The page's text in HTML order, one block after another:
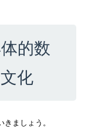
的数
化
ましょう。